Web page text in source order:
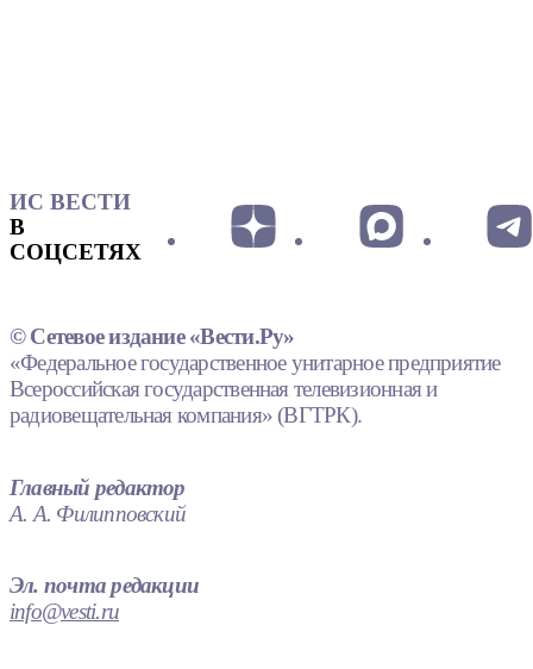
ИС ВЕСТИ
В
СОЦСЕТЯХ
© Сетевое издание «Вести.Ру»
«Федеральное государственное унитарное предприятие
Всероссийская государственная телевизионная и
радиовещательная компания» (ВГТРК).
Главный редактор
А. А. Филипповский
Эл. почта редакции
info@vesti.ru